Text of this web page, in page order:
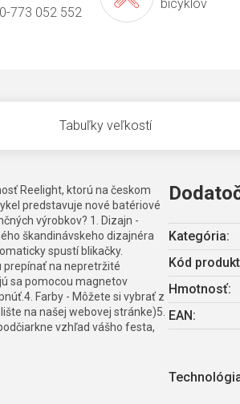
773 052 552
bicyklov
Tabuľky veľkostí
Reelight, ktorú na českom
predstavuje nové batériové
výrobkov? 1. Dizajn -
škandinávskeho dizajnéra
spustí blikačky.
prepínať na nepretržité
sa pomocou magnetov
Farby - Môžete si vybrať z
na našej webovej stránke)5.
vzhľad vášho festa,
Kategória:
Kód
Hmotnosť:
EAN :